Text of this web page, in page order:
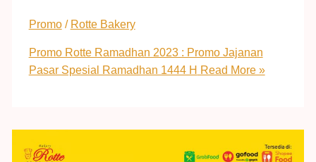
Promo/ Rotte Bakery
Promo Rotte Ramadhan 2023 : Promo Jajanan
Pasar Spesial Ramadhan 1444 H Read More »